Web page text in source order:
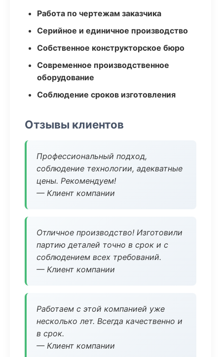
Работа по чертежам заказчика
Серийное и единичное производство
Собственное конструкторское бюро
Современное производственное
оборудование
Соблюдение сроков изготовления
Отзывы клиентов
Профессиональный подход,
соблюдение технологии, адекватные
цены. Рекомендуем!
— Клиент компании
Отличное производство! Изготовили
партию деталей точно в срок и с
соблюдением всех требований.
— Клиент компании
Работаем с этой компанией уже
несколько лет. Всегда качественно и
в срок.
— Клиент компании